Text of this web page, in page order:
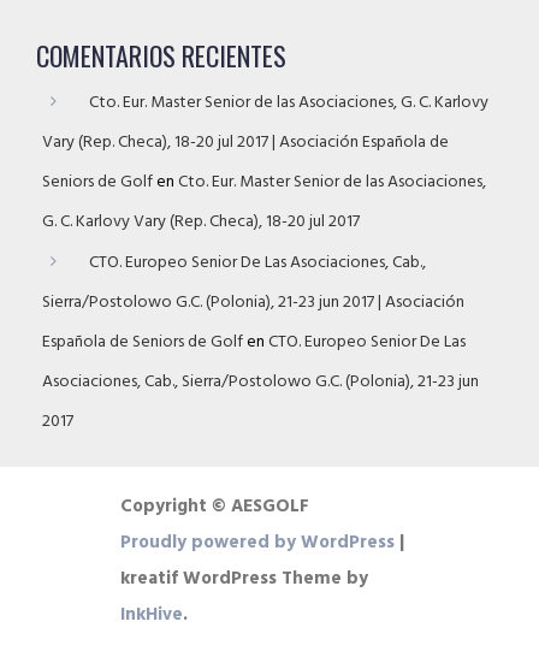
COMENTARIOS RECIENTES
Cto. Eur. Master Senior de las Asociaciones, G. C. Karlovy
Vary (Rep. Checa), 18-20 jul 2017 | Asociación Española de
Seniors de GolfenCto. Eur. Master Senior de las Asociaciones,
G. C. Karlovy Vary (Rep. Checa), 18-20 jul 2017
CTO. Europeo Senior De Las Asociaciones, Cab.,
Sierra/Postolowo G.C. (Polonia), 21-23 jun 2017 | Asociación
Española de Seniors de GolfenCTO. Europeo Senior De Las
Asociaciones, Cab., Sierra/Postolowo G.C. (Polonia), 21-23 jun
2017
Copyright © AESGOLF
Proudly powered by WordPress |
kreatif WordPress Theme by
InkHive.